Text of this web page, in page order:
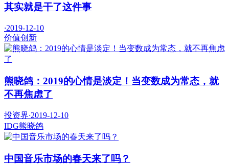
其实就是干了这件事
·2019-12-10
价值创新
熊晓鸽：2019的心情是淡定！当变数成为常态，就
不再焦虑了
投资界·2019-12-10
IDG熊晓鸽
中国音乐市场的春天来了吗？